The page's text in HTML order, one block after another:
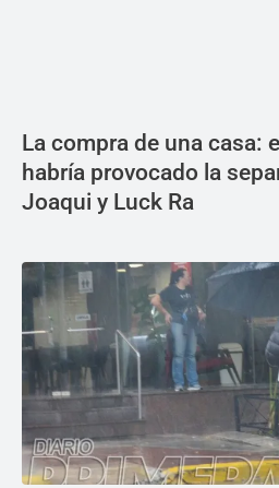
La compra de una casa:
habría provocado la
Joaqui y Luck Ra